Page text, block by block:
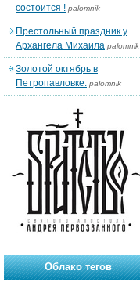
состоится ! palomnik
Престольный праздник у
Архангела Михаила palomnik
Золотой октябрь в
Петропавловке. palomnik
Облако тегов